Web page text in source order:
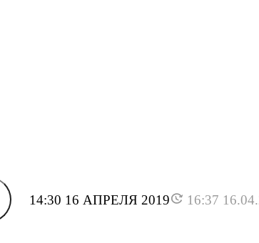
14:30 16 АПРЕЛЯ 2019 16:37